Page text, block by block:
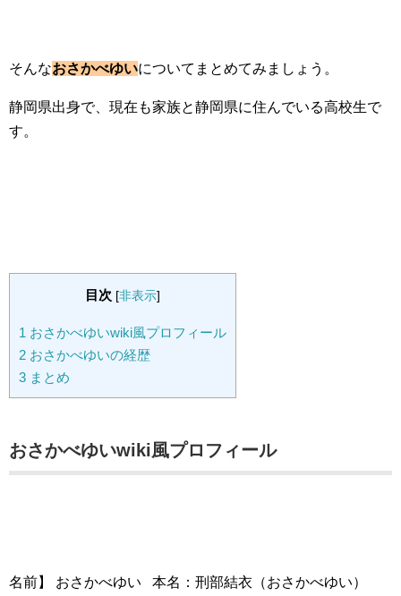
そんなおさかべゆいについてまとめてみましょう。
静岡県出身で、現在も家族と静岡県に住んでいる高校生で
す。
目次 [非表示]
1 おさかべゆいwiki風プロフィール
2 おさかべゆいの経歴
3 まとめ
おさかべゆいwiki風プロフィール
名前】 おさかべゆい 本名：刑部結衣（おさかべゆい）